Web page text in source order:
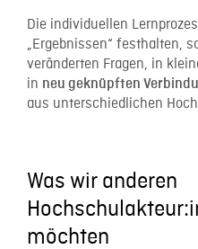
Die individuellen
„Ergebnissen“ festhalten,
veränderten Fragen, in
in neu geknüpften
aus unterschiedlichen
Was wir anderen
möchten